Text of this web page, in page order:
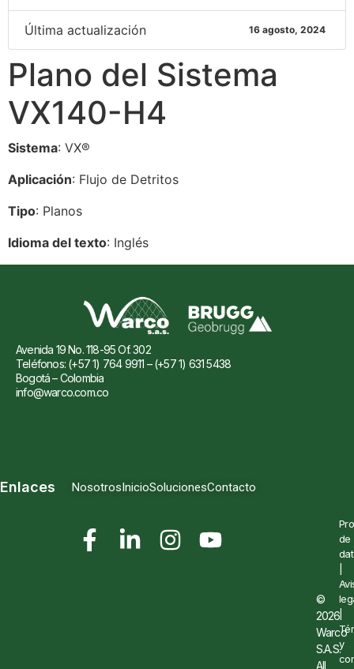
Última actualización 16 agosto, 2024
Plano del Sistema
VX140-H4
Sistema: VX®
Aplicación: Flujo de Detritos
Tipo: Planos
Idioma del texto: Inglés
Avenida 19 No. 118-95 Of. 302
Teléfonos: (+57 1) 764 9911 – (+57 1) 631 5438
Bogotá – Colombia
info@warco.com.co
Enlaces NosotrosInicioSolucionesContacto
©
2026
Warco
S.A.S.
All
de
|
y